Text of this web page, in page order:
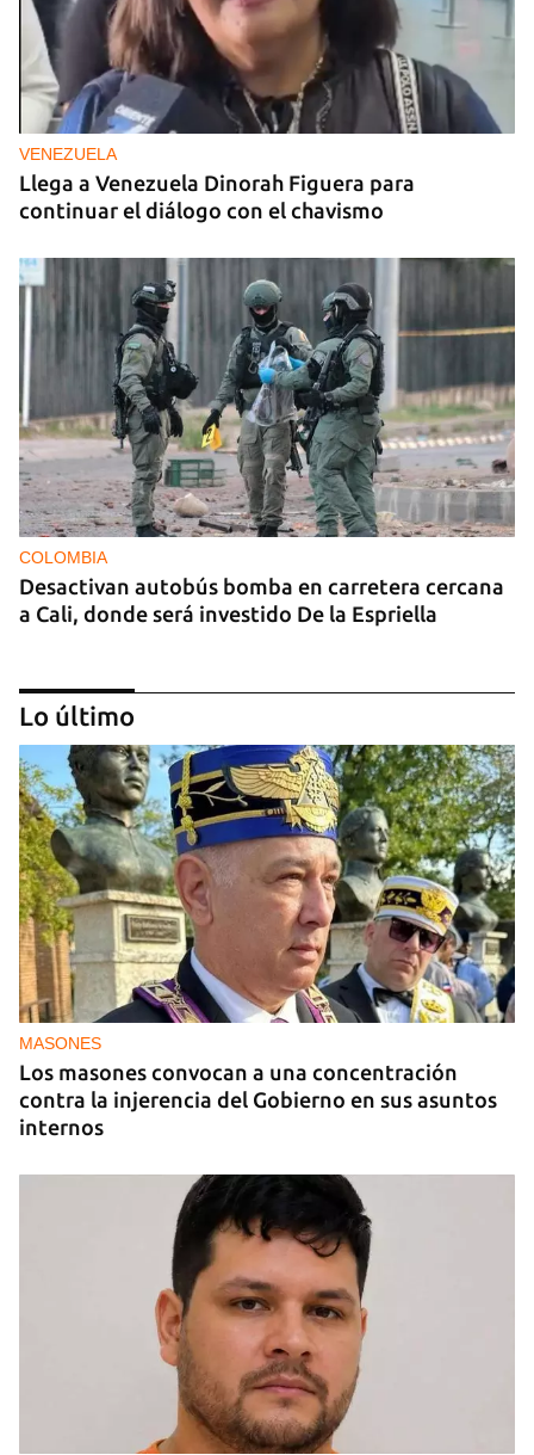
VENEZUELA
Llega a Venezuela Dinorah Figuera para
continuar el diálogo con el chavismo
COLOMBIA
Desactivan autobús bomba en carretera cercana
a Cali, donde será investido De la Espriella
MIAMI
La hija de un diplomático castrista expulsado de
EE UU en 2003 está bajo custodia del ICE
Lo último
MASONES
Los masones convocan a una concentración
contra la injerencia del Gobierno en sus asuntos
internos